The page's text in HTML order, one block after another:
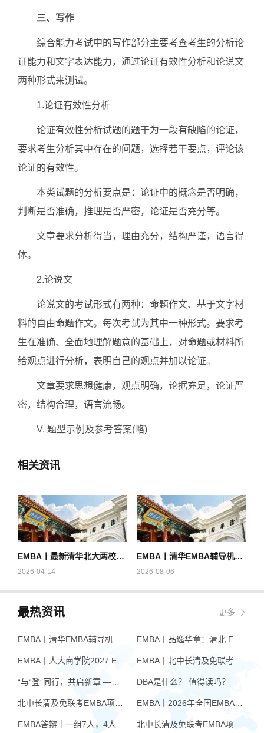
三、写作
综合能力考试中的写作部分主要考查考生的分析论
证能力和文字表达能力，通过论证有效性分析和论说文
两种形式来测试。
1.论证有效性分析
论证有效性分析试题的题干为一段有缺陷的论证，
要求考生分析其中存在的问题，选择若干要点，评论该
论证的有效性。
本类试题的分析要点是：论证中的概念是否明确，
判断是否准确，推理是否严密，论证是否充分等。
文章要求分析得当，理由充分，结构严谨，语言得
体。
2.论说文
论说文的考试形式有两种：命题作文、基于文字材
料的自由命题作文。每次考试为其中一种形式。要求考
生在准确、全面地理解题意的基础上，对命题或材料所
给观点进行分析，表明自己的观点并加以论证。
文章要求思想健康，观点明确，论据充足，论证严
密，结构合理，语言流畅。
V. 题型示例及参考答案(略)
相关资讯
EMBA丨最新清华北大两校EMBA入学笔试大纲解析+应对策略
2026-04-14
EMBA丨清华EMBA辅导机构推荐：怎么选才不踩坑
2026-08-06
最热资讯 更多
EMBA丨清华EMBA辅导机构推荐：怎么选才不踩坑 EMBA丨品逸华章：清北 EMBA 辅导的学院派实力全景
EMBA丨人大商学院2027 EMBA招生 高额奖学金+前置赋能通道 EMBA丨北中长清及免联考EMBA项目申请时间汇总（7月篇）
“与“登”同行，共启新章 —— 樊登老师与品逸华章团队新年聚会 DBA是什么？ 值得读吗？
北中长清及免联考EMBA项目申请时间汇总（4月篇） EMBA丨2026年全国EMBA学费汇总
EMBA答辩｜一组7人，4人没过！AI帮你提速，也可能让你翻车 北中长清及免联考EMBA项目申请时间汇总（6月篇）